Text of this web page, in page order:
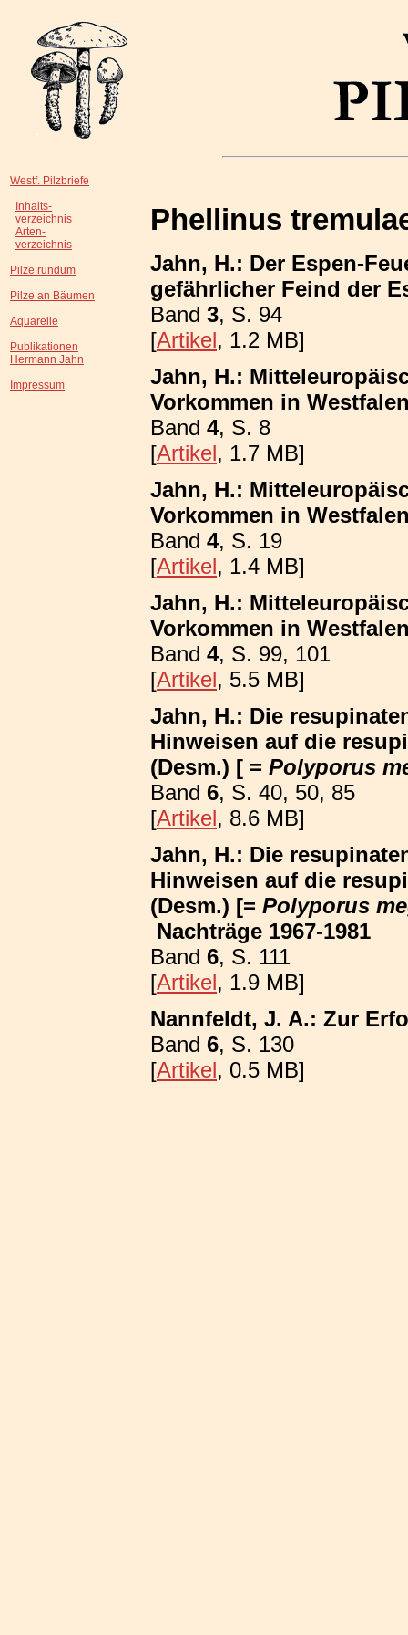
Westf. Pilzbriefe
Inhalts-
verzeichnis
Arten-
verzeichnis
Pilze rundum
Pilze an Bäumen
Aquarelle
Publikationen
Hermann Jahn
Impressum
Phellinus
Jahn, H.: Der Espen-
gefährlicher Feind der
Band 3, S. 94
[Artikel, 1.2 MB]
Jahn, H.:
Vorkommen in
Band 4, S. 8
[Artikel, 1.7 MB]
Jahn, H.:
Vorkommen in
Band 4, S. 19
[Artikel, 1.4 MB]
Jahn, H.:
Vorkommen in
Band 4, S. 99, 101
[Artikel, 5.5 MB]
Jahn, H.: Die
Hinweisen auf die
(Desm.) [ = Polyporus
Band 6, S. 40, 50, 85
[Artikel, 8.6 MB]
Jahn, H.: Die
Hinweisen auf die
(Desm.) [= Polyporus
Nachträge 1967-1981
Band 6, S. 111
[Artikel, 1.9 MB]
Nannfeldt, J. A.: Zur
Band 6, S. 130
[Artikel, 0.5 MB]